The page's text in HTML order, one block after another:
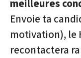
meilleures
Envoie ta
motivation), le
recontactera